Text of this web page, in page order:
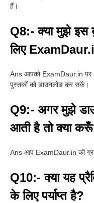
हैं।
Q8:- क्या मुझे इस
लिए
Ans आपको ExamDaur.in पर
पुस्तकों को डाउनलोड कर सकें।
Q9:- अगर मुझे
आती है तो क्या
Ans आप ExamDaur.in की
Q10:- क्या यह
के लिए पर्याप्त है?